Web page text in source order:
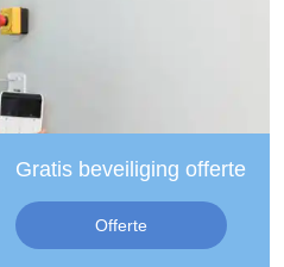
Gratis beveiliging offerte
Offerte